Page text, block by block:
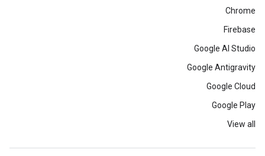
Chrome
Firebase
Google AI Studio
Google Antigravity
Google Cloud
Google Play
View all